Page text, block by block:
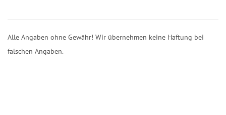
Alle Angaben ohne Gewähr! Wir übernehmen keine Haftung bei
falschen Angaben.